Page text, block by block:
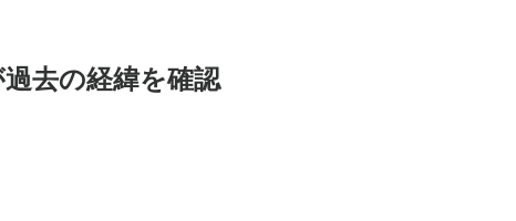
去の経緯を確認